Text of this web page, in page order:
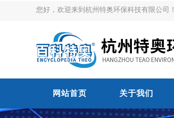
您好，欢迎来到杭州特奥环保科技有限公司！
网站首页 关于我们